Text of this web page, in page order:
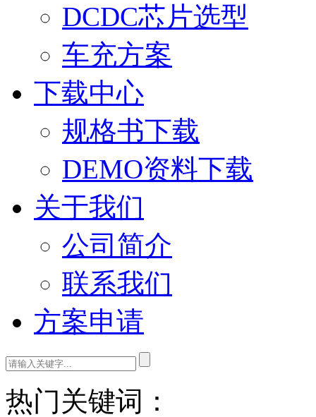
DCDC芯片选型
车充方案
下载中心
规格书下载
DEMO资料下载
关于我们
公司简介
联系我们
方案申请
热门关键词：